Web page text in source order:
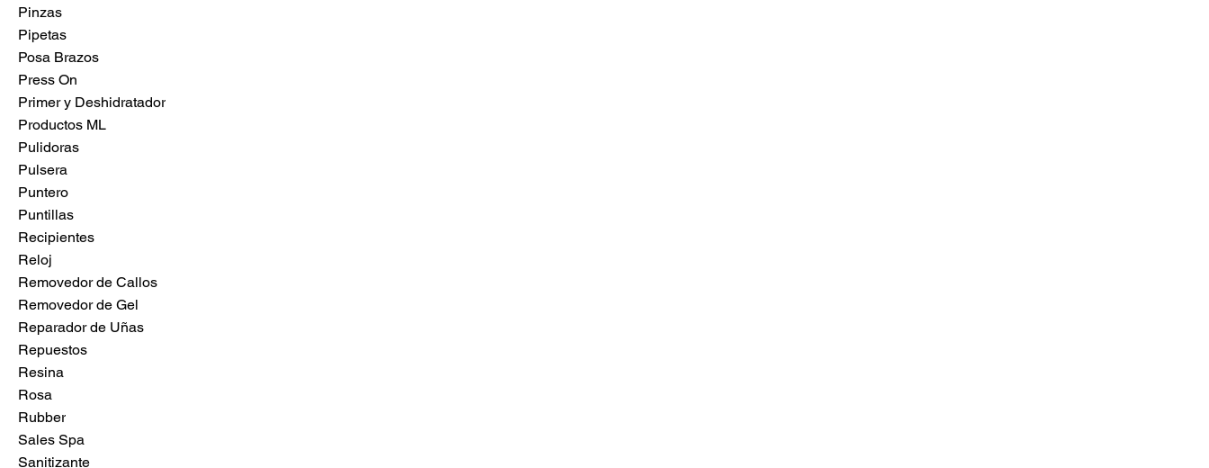
Pinzas
Pipetas
Posa Brazos
Press On
Primer y Deshidratador
Productos ML
Pulidoras
Pulsera
Puntero
Puntillas
Recipientes
Reloj
Removedor de Callos
Removedor de Gel
Reparador de Uñas
Repuestos
Resina
Rosa
Rubber
Sales Spa
Sanitizante